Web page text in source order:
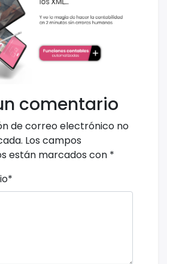
comentario
de correo electrónico no
Los campos
están marcados con *
*